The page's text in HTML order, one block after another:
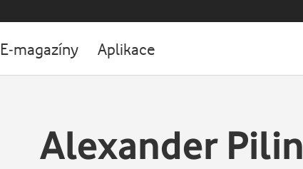
E-magazíny Aplikace
Alexander Pilin